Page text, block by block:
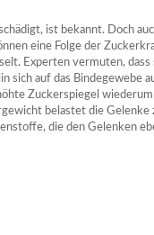
ist bekannt. Doch
eine Folge der
Experten vermuten,
sich auf das Bindegewebe
Zuckerspiegel
belastet die Gelenke
die den Gelenken